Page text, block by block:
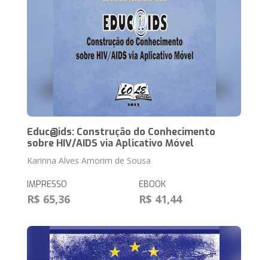
Educ@ids: Construção do Conhecimento
sobre HIV/AIDS via Aplicativo Móvel
Karinna Alves Amorim de Sousa
IMPRESSO
R$ 65,36
EBOOK
R$ 41,44